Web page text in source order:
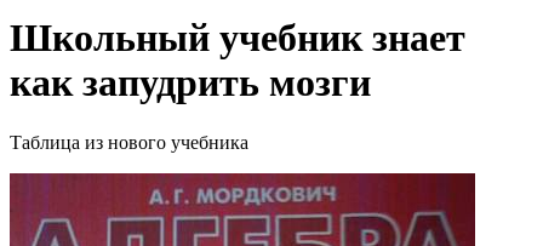
Школьный учебник знает
как запудрить мозги
Таблица из нового учебника